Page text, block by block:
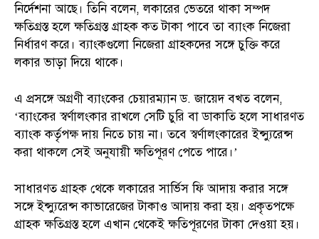
নির্দেশনা আছে। তিনি বলেন, লকারের ভেতরে থাকা সম্পদ
ক্ষতিগ্রস্ত হলে ক্ষতিগ্রস্ত গ্রাহক কত টাকা পাবে তা ব্যাংক নিজেরা
নির্ধারণ করে। ব্যাংকগুলো নিজেরা গ্রাহকদের সঙ্গে চুক্তি করে
লকার ভাড়া দিয়ে থাকে।
এ প্রসঙ্গে অগ্রণী ব্যাংকের চেয়ারম্যান ড. জায়েদ বখত বলেন,
‘ব্যাংকের স্বর্ণালংকার রাখলে সেটি চুরি বা ডাকাতি হলে সাধারণত
ব্যাংক কর্তৃপক্ষ দায় নিতে চায় না। তবে স্বর্ণালংকারের ইন্স্যুরেন্স
করা থাকলে সেই অনুযায়ী ক্ষতিপূরণ পেতে পারে।’
সাধারণত গ্রাহক থেকে লকারের সার্ভিস ফি আদায় করার সঙ্গে
সঙ্গে ইন্স্যুরেন্স কাভারেজের টাকাও আদায় করা হয়। প্রকৃতপক্ষে
গ্রাহক ক্ষতিগ্রস্ত হলে এখান থেকেই ক্ষতিপূরণের টাকা দেওয়া হয়।